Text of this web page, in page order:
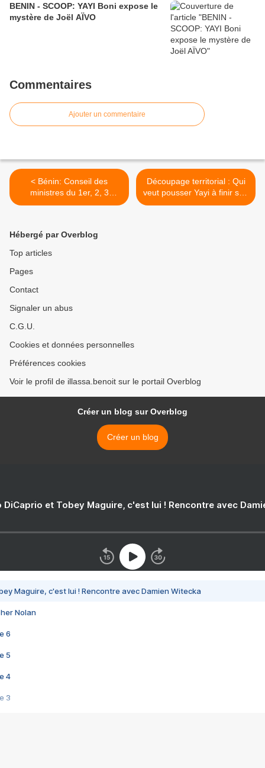
BENIN - SCOOP: YAYI Boni expose le
mystère de Joël AÏVO
Commentaires
Ajouter un commentaire
< Bénin: Conseil des
ministres du 1er, 2, 3
Octobre 2008
Découpage territorial : Qui
veut pousser Yayi à finir son
mandat avant 2011 ? >
Hébergé par Overblog
Top articles
Pages
Contact
Signaler un abus
C.G.U.
Cookies et données personnelles
Préférences cookies
Voir le profil de illassa.benoit sur le portail Overblog
Créer un blog sur Overblog
Créer un blog
DiCaprio et Tobey Maguire, c'est lui ! Rencontre avec
Maguire, c'est lui ! Rencontre avec Damien Witecka
Nolan
6
5
4
3